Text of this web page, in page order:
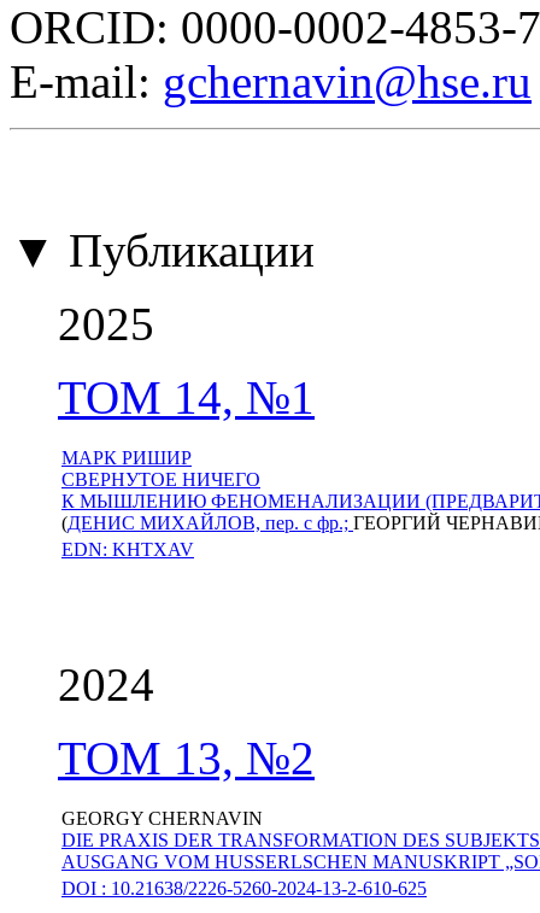
ORCID: 0000-0002-4853-
E-mail: gchernavin@hse.ru
▼ Публикации
2025
ТОМ 14, №1
МАРК РИШИР
СВЕРНУТОЕ НИЧЕГО
К МЫШЛЕНИЮ ФЕНОМЕНАЛИЗАЦИИ
(ДЕНИС МИХАЙЛОВ, пер. с фр.; ГЕОРГИЙ
EDN: KHTXAV
2024
ТОМ 13, №2
GEORGY CHERNAVIN
DIE PRAXIS DER TRANSFORMATION DES
AUSGANG VOM HUSSERLSCHEN MANUSKRIPT
DOI : 10.21638/2226-5260-2024-13-2-610-625